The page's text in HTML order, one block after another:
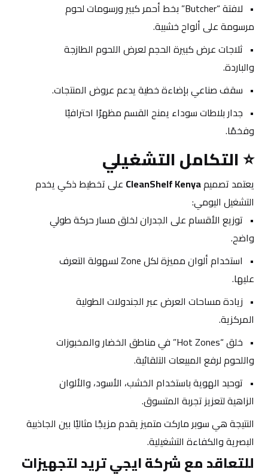
مرسومة على ألواح خشبية.
والباردة.
سقف صناعي بإضاءة خطية يدعم عروض المنتجات.
وفخمًا.
⭐ التكامل التشغيلي
يعتمد تصميم CleanShelf Kenya
التشغيل اليومي:
واضح.
عليها.
المركزية.
واللحوم لرفع المبيعات التلقائية.
الزاهية لتعزيز تجربة المتسوق.
البصرية والكفاءة التشغيلية.